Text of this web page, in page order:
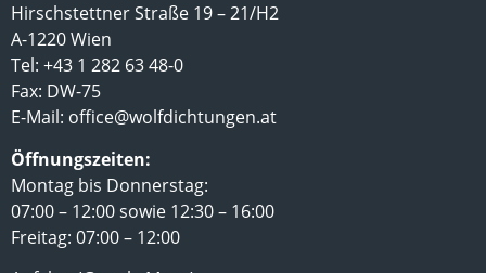
Hirschstettner Straße 19 – 21/H2
A-1220 Wien
Tel: +43 1 282 63 48-0
Fax: DW-75
E-Mail: office@wolfdichtungen.at
Öffnungszeiten:
Montag bis Donnerstag:
07:00 – 12:00 sowie 12:30 – 16:00
Freitag: 07:00 – 12:00